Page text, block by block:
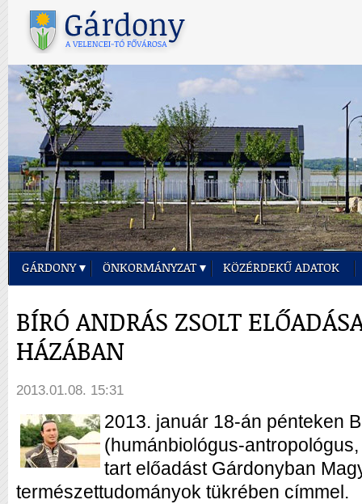
GÁRDONY ÖNKORMÁNYZAT KÖZÉRDEKŰ ADATOK
BÍRÓ ANDRÁS ZSOLT
HÁZÁBAN
2013.01.08. 15:31
2013. január 18-án pénteken
(humánbiológus-
tart előadást Gárdonyban
természettudományok tükrében címmel.